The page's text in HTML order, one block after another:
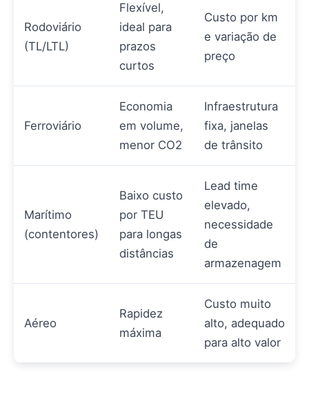
Rodoviário
(TL/LTL)
Flexível,
ideal para
prazos
curtos
Custo por km
e variação de
preço
Ferroviário
Economia
em volume,
menor CO2
Infraestrutura
fixa, janelas
de trânsito
Marítimo
(contentores)
Baixo custo
por TEU
para longas
distâncias
Lead time
elevado,
necessidade
de
armazenagem
Aéreo
Rapidez
máxima
Custo muito
alto, adequado
para alto valor